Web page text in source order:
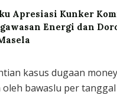
Apresiasi Kunker
Energi dan
kasus dugaan
bawaslu per